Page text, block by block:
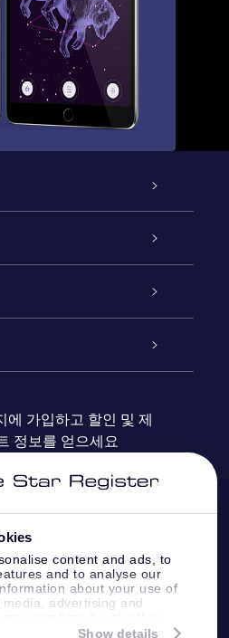
content and ads, to
and to analyse our
about your use of
advertising and
provided to them or that
Show details
VR 앱
에 가입하고 할인 및 제
정보를 얻으세요